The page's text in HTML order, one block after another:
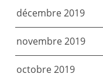
décembre 2019
novembre 2019
octobre 2019